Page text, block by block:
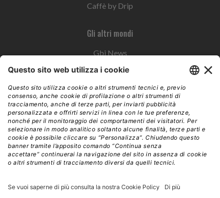
Caffè by Drip
Gli altri mondi
Gbi News
Instoremag
Esplora il gruppo
Edra Edizioni
Edizioni LSWR
LSWR Group